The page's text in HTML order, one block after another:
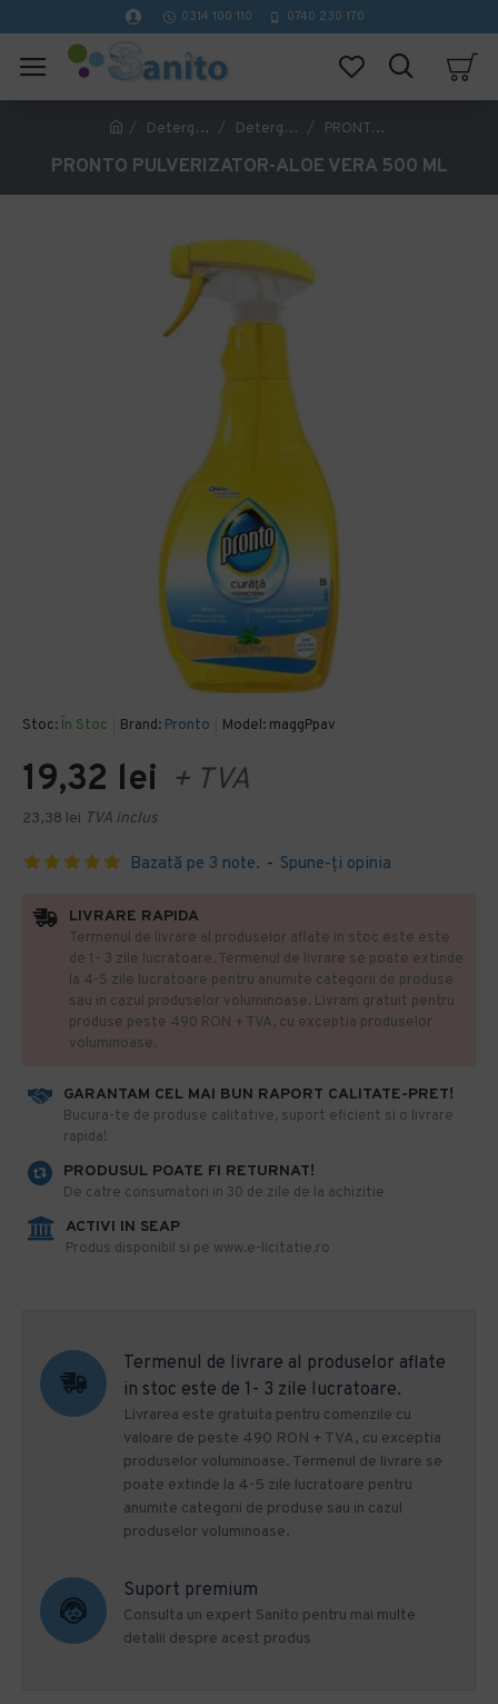
0314 100 110 0740 230 170
Detergenti profesionali curatenie Detergenti si sprayuri mobila PRONTO PULVERIZATOR-ALOE VERA 500 ML
PRONTO PULVERIZATOR-ALOE VERA 500 ML
Stoc: În Stoc Brand: Pronto Model: maggPpav
Bazată pe 3 note. - Spune-ţi opinia
19,32 lei + TVA
23,38 lei TVA inclus
GARANTAM CEL MAI BUN RAPORT CALITATE-PRET!
​Bucura-te de produse calitative, suport eficient si o livrare
rapida!
PRODUSUL POATE FI RETURNAT!
De catre consumatori in 30 de zile de la achizitie
ACTIVI IN SEAP
Produs disponibil si pe www.e-licitatie.ro
LIVRARE RAPIDA
Termenul de livrare al produselor aflate in stoc este este
de 1- 3 zile lucratoare. Termenul de livrare se poate extinde
la 4-5 zile lucratoare pentru anumite categorii de produse
sau in cazul produselor voluminoase. Livram gratuit pentru
produse peste 490 RON + TVA, cu exceptia produselor
voluminoase.
Termenul de livrare al produselor aflate
in stoc este de 1- 3 zile lucratoare.
Livrarea este gratuita pentru comenzile cu
valoare de peste 490 RON + TVA, cu exceptia
produselor voluminoase. Termenul de livrare se
poate extinde la 4-5 zile lucratoare pentru
anumite categorii de produse sau in cazul
produselor voluminoase.
Suport premium
Consulta un expert Sanito pentru mai multe
detalii despre acest produs